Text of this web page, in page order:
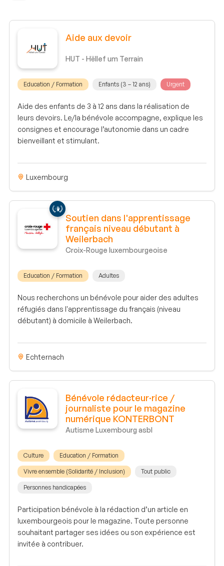
Aide aux devoir
HUT - Hëllef um Terrain
Education / Formation Enfants (3 – 12 ans) Urgent
Aide des enfants de 3 à 12 ans dans la réalisation de
leurs devoirs. Le/la bénévole accompagne, explique les
consignes et encourage l’autonomie dans un cadre
bienveillant et stimulant.
Luxembourg
Soutien dans l'apprentissage
français niveau débutant à
Weilerbach
Croix-Rouge luxembourgeoise
Education / Formation Adultes
Nous recherchons un bénévole pour aider des adultes
réfugiés dans l'apprentissage du français (niveau
débutant) à domicile à Weilerbach.
Echternach
Bénévole rédacteur·rice /
journaliste pour le magazine
numérique KONTERBONT
Autisme Luxembourg asbl
Culture Education / Formation
Vivre ensemble (Solidarité / Inclusion) Tout public
Personnes handicapées
Participation bénévole à la rédaction d’un article en
luxembourgeois pour le magazine. Toute personne
souhaitant partager ses idées ou son expérience est
invitée à contribuer.